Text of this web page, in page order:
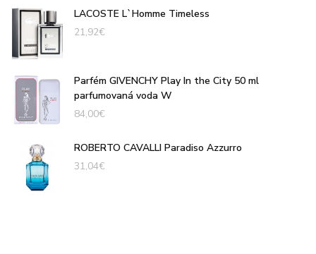
LACOSTE L`Homme Timeless
21,92€
Parfém GIVENCHY Play In the City 50 ml
parfumovaná voda W
84,00€
ROBERTO CAVALLI Paradiso Azzurro
31,04€